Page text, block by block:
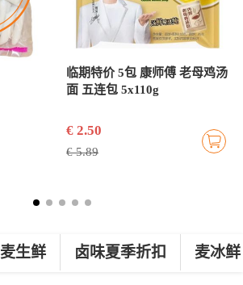
临期特价 5包 康师傅 老母鸡汤
面 五连包 5x110g
€ 2.50
€ 5.89
麦生鲜 卤味夏季折扣 麦冰鲜